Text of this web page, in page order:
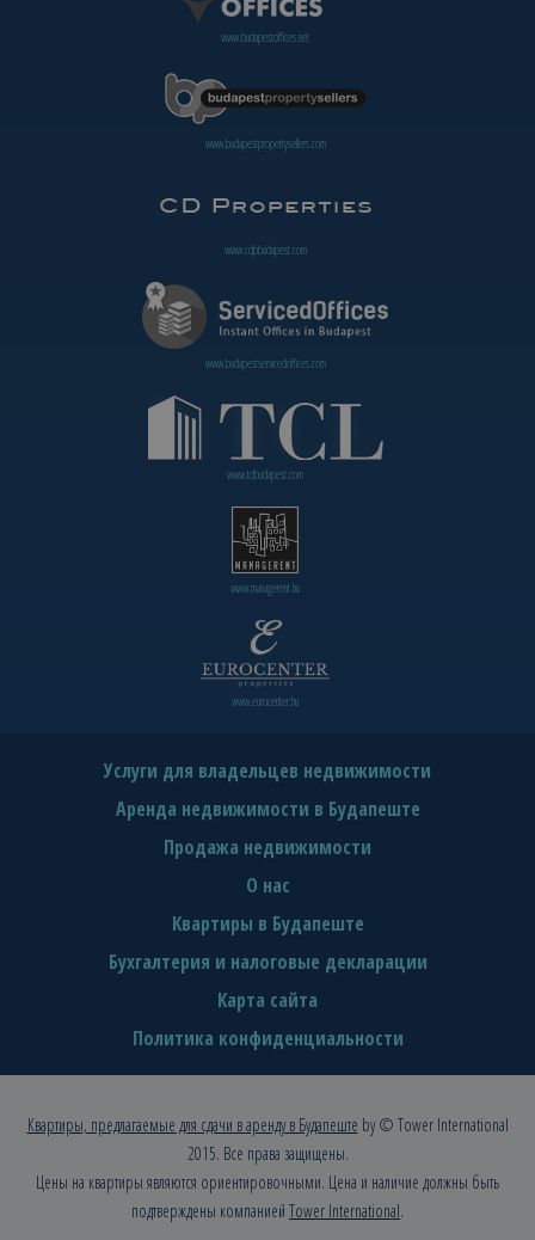
www.budapestoffices.net
www.budapestpropertysellers.com
www.cdpbudapest.com
www.budapestservicedoffices.com
www.tclbudapest.com
www.managerent.hu
www.eurocenter.hu
Услуги для владельцев недвижимости
Аренда недвижимости в Будапеште
Продажа недвижимости
О нас
Квартиры в Будапеште
Бухгалтерия и налоговые декларации
Карта сайта
Политика конфиденциальности
Квартиры, предлагаемые для сдачи в аренду в Будапеште by © Tower International
2015. Все права защищены.
Цены на квартиры являются ориентировочными. Цена и наличие должны быть
подтверждены компанией Tower International.